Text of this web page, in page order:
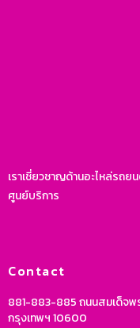
เราเชี่ยวชาญด้านอะไหล่รถ
ศูนย์บริการ
Contact
881-883-885 ถนนสมเด็จพ
กรุงเทพฯ 10600